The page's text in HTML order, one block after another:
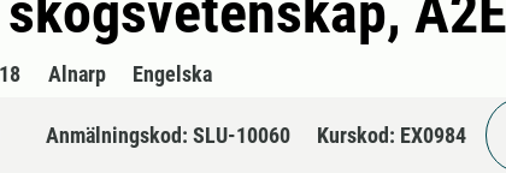
Alnarp Engelska
Anmälningskod: SLU-10060 Kurskod: EX0984